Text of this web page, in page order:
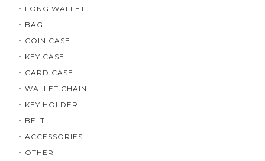
LONG WALLET
BAG
COIN CASE
KEY CASE
CARD CASE
WALLET CHAIN
KEY HOLDER
BELT
ACCESSORIES
OTHER